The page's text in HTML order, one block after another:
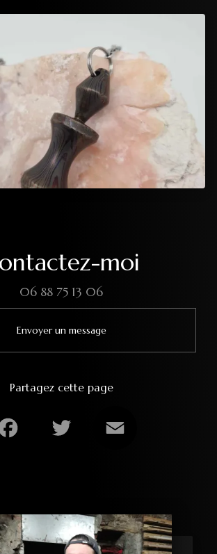
moi
06 88 75 13 06
Envoyer un message
Partagez cette page